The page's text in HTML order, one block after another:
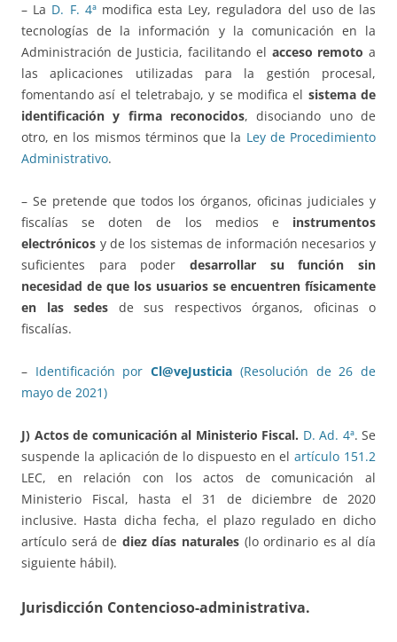
– La D. F. 4ªmodifica esta Ley, reguladora del uso de las
tecnologías de la información y la comunicación en la
Administración de Justicia, facilitando el acceso remoto a
las aplicaciones utilizadas para la gestión procesal,
fomentando así el teletrabajo, y se modifica el sistema de
identificación y firma reconocidos, disociando uno de
otro, en los mismos términos que la Ley de Procedimiento
Administrativo.
– Se pretende que todos los órganos, oficinas judiciales y
fiscalías se doten de los medios e instrumentos
electrónicos y de los sistemas de información necesarios y
suficientes para poder desarrollar su función
sin
necesidad de que los usuarios se encuentren físicamente
en las sedes de sus respectivos órganos, oficinas o
fiscalías.
– Identificación porCl@veJusticia (Resolución de 26 de
mayo de 2021)
J) Actos de comunicación al Ministerio Fiscal. D. Ad. 4ª. Se
suspende la aplicación de lo dispuesto en elartículo 151.2
LEC, en relación con los actos de comunicación al
Ministerio Fiscal, hasta el 31 de diciembre de 2020
inclusive. Hasta dicha fecha, el plazo regulado en dicho
artículo será de diez días naturales (lo ordinario es al día
siguiente hábil).
Jurisdicción Contencioso-administrativa.